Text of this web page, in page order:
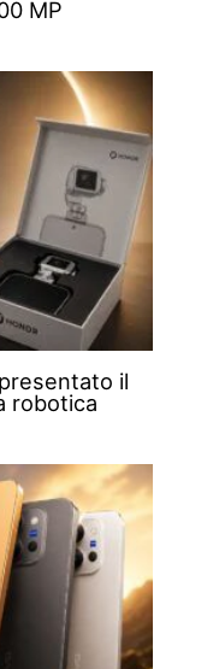
MP
il
robotica